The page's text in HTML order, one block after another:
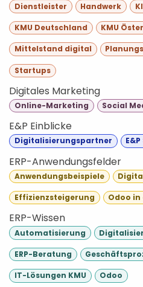
Dienstleister Handwerk
KMU Deutschland KMU
Mittelstand digital
Startups
Digitales Marketing
Online-Marketing Social
E&P Einblicke
Digitalisierungspartner
ERP-Anwendungsfelder
Anwendungsbeispiele
Effizienzsteigerung Odoo in
ERP-Wissen
Automatisierung
ERP-Beratung
IT-Lösungen KMU Odoo